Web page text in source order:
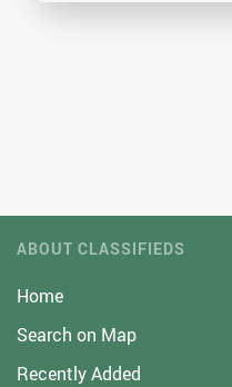
ABOUT CLASSIFIEDS
Home
Search on Map
Recently Added